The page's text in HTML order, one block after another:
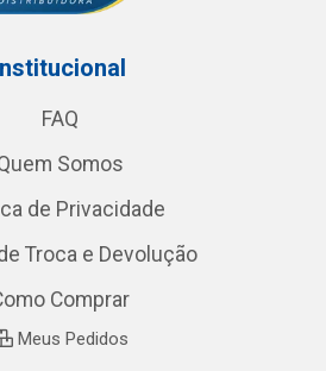
FAQ
Somos
de Privacidade
Troca e Devolução
Comprar
Meus Pedidos